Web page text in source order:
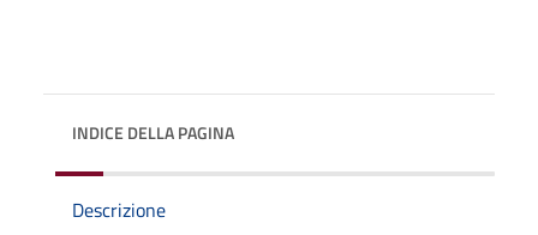
INDICE DELLA PAGINA
Descrizione